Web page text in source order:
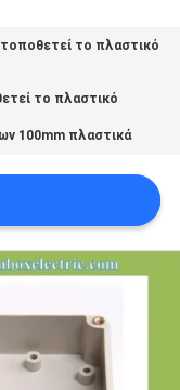
το πλαστικό
το πλαστικό
100mm πλαστικά